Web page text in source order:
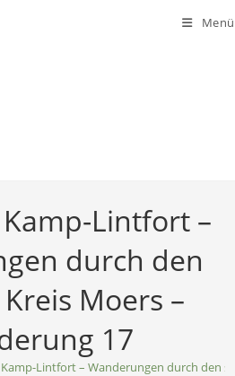
Menü
Lintfort –
durch den
Moers –
17
Lintfort – Wanderungen durch den